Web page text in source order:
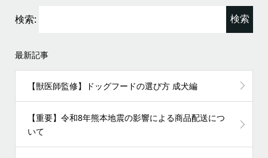
検索:
最新記事
【獣医師監修】ドッグフードの選び方 成犬編
【重要】令和8年熊本地震の影響による商品配送につ
いて